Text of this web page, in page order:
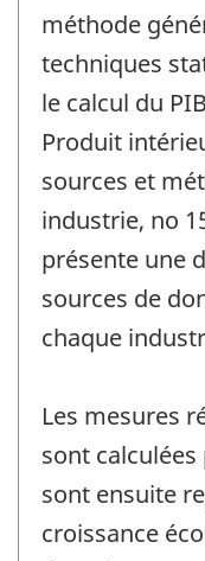
méthode
techniques
le calcul du
Produit
sources et
industrie, no
présente une
sources de
chaque
Les mesures
sont
sont ensuite
croissance